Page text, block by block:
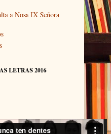
a Nosa IX Señora
LETRAS 2016